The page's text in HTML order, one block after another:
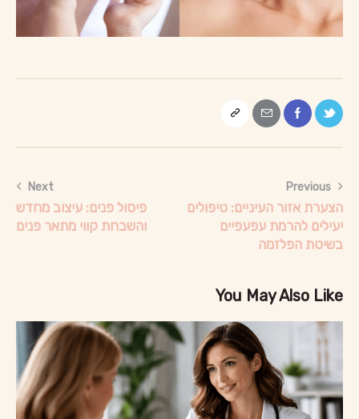
Previous
הצערת אזור העיניים: טיפולים
יעילים להרמת עפעפיים
בשיטת הפלזמה
Next
פיסול פנים: עיצוב מחדש
והשבחת קווי מתאר פנים
You May Also Like